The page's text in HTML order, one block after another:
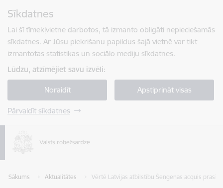
Sīkdatnes
Lai šī tīmekļvietne darbotos, tā izmanto obligāti nepieciešamās
sīkdatnes. Ar Jūsu piekrišanu papildus šajā vietnē var tikt
izmantotas statistikas un sociālo mediju sīkdatnes.
Lūdzu, atzīmējiet savu izvēli:
Noraidīt Apstiprināt visas
Pārvaldīt sīkdatnes
Sākums Aktualitātes Vērtē Latvijas atbilstību Šengenas acquis